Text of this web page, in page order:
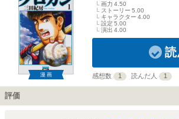
漫画
画力 4.50
ストーリー 5.00
キャラクター 4.00
設定 5.00
演出 4.00
読
感想数 1 読んだ人 1
評価